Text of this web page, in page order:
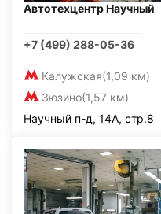
Автотехцентр Научный
+7 (499) 288-05-36
Калужская(1,09 км)
Зюзино(1,57 км)
Научный п-д, 14А, стр.8